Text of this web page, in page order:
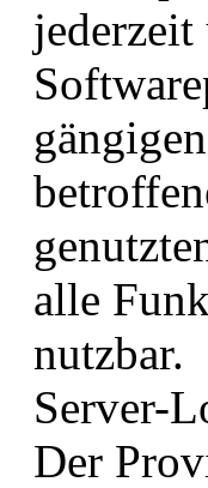
jederzeit
alle
nutzbar.
Server-
Der